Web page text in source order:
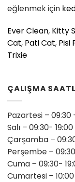
eğlenmek için
Ever Clean, Kitty
Cat, Pati Cat, Pisi
Trixie
ÇALIŞMA
Pazartesi – 09:30
Salı – 09:30- 19:00
Çarşamba –
Perşembe –
Cuma – 09:30-
Cumartesi – 10:00